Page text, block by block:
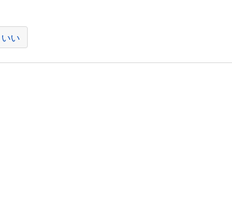
ため、自分を一方的に殴らせた弓弦。傷だらけで家に帰る
め合った2人は互いに抱きしめ合って…。「――全部やる
、ついにフィナーレ――！
い